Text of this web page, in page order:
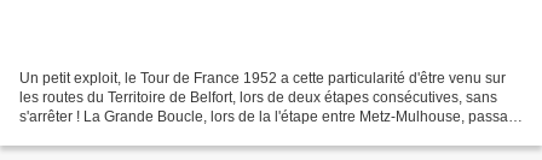
Un petit exploit, le Tour de France 1952 a cette particularité d'être venu sur
les routes du Territoire de Belfort, lors de deux étapes consécutives, sans
s'arrêter ! La Grande Boucle, lors de la l'étape entre Metz-Mulhouse, passa